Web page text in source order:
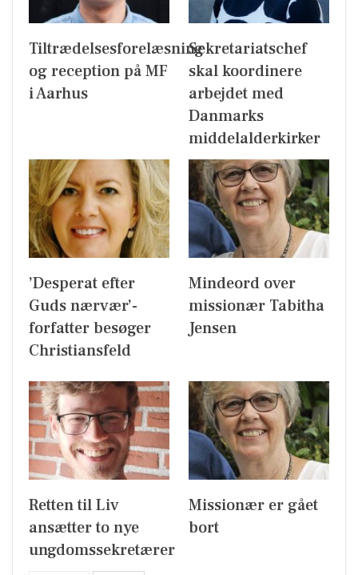
Tiltrædelsesforelæsning
og reception på MF
i Aarhus
Sekretariatschef
skal koordinere
arbejdet med
Danmarks
middelalderkirker
’Desperat efter
Guds nærvær’-
forfatter besøger
Christiansfeld
Mindeord over
missionær Tabitha
Jensen
Retten til Liv
ansætter to nye
ungdomssekretærer
Missionær er gået
bort